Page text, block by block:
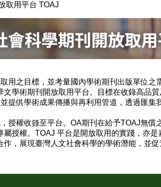
取用平台 TOAJ
用之目標，並考量國內學術期刊出版單位之
學術期刊開放取用平台。目標在收錄高品
提供學術成果傳播與再利用管道，透過匯集
授權收錄至平台。OA期刊在給予TOAJ無償
授權。TOAJ 平台是開放取用的實踐，亦
，展現臺灣人文社會科學的學術潛能，並